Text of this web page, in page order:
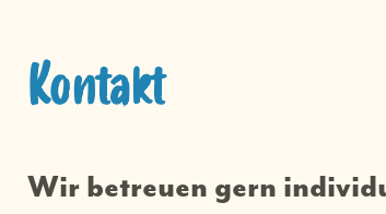
Kontakt
Wir betreuen gern